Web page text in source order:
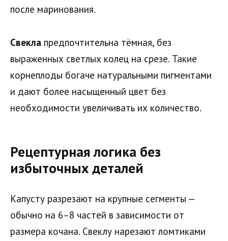
после маринования.
Свекла предпочтительна тёмная, без
выраженных светлых колец на срезе. Такие
корнеплоды богаче натуральными пигментами
и дают более насыщенный цвет без
необходимости увеличивать их количество.
Рецептурная логика без
избыточных деталей
Капусту разрезают на крупные сегменты —
обычно на 6–8 частей в зависимости от
размера кочана. Свеклу нарезают ломтиками